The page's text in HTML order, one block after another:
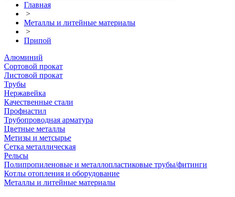
Главная
>
Металлы и литейные материалы
>
Припой
Алюминий
Сортовой прокат
Листовой прокат
Трубы
Нержавейка
Качественные стали
Профнастил
Трубопроводная арматура
Цветные металлы
Метизы и метсырье
Сетка металлическая
Рельсы
Полипропиленовые и металлопластиковые трубы/фитинги
Котлы отопления и оборудование
Металлы и литейные материалы